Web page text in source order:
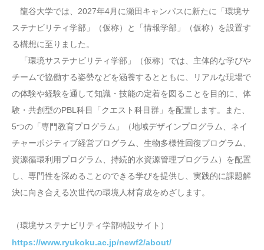
龍谷大学では、2027年4月に瀬田キャンパスに新たに「環境サ
ステナビリティ学部」（仮称）と「情報学部」（仮称）を設置す
る構想に至りました。
「環境サステナビリティ学部」（仮称）では、主体的な学びや
チームで協働する姿勢などを涵養するとともに、リアルな現場で
の体験や経験を通して知識・技能の定着を図ることを目的に、体
験・共創型のPBL科目「クエスト科目群」を配置します。また、
5つの「専門教育プログラム」（地域デザインプログラム、ネイ
チャーポジティブ経営プログラム、生物多様性回復プログラム、
資源循環利用プログラム、持続的水資源管理プログラム）を配置
し、専門性を深めることのできる学びを提供し、実践的に課題解
決に向き合える次世代の環境人材育成をめざします。
（環境サステナビリティ学部特設サイト）
https://www.ryukoku.ac.jp/newf2/about/